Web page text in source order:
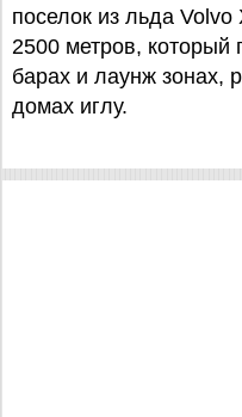
поселок из льда
2500 метров, который
барах и лаунж зонах,
домах иглу.